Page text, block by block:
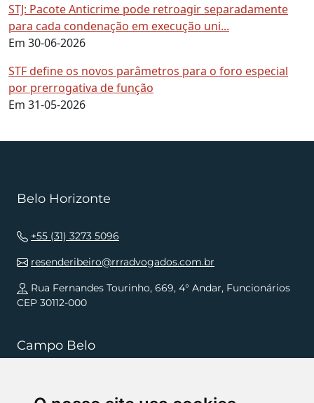
STJ: Pacote Anticrime pode retroagir separadamente
para cada condenação em execução uni...
Em 30-06-2026
STF define os novos parâmetros para o foro especial
por prerrogativa de função
Em 31-05-2026
Belo Horizonte
+55 (31) 3273 5096
resenderibeiro@rrradvogados.com.br
Rua Fernandes Tourinho, 669, 4° Andar, Funcionários
CEP 30112-000
Campo Belo